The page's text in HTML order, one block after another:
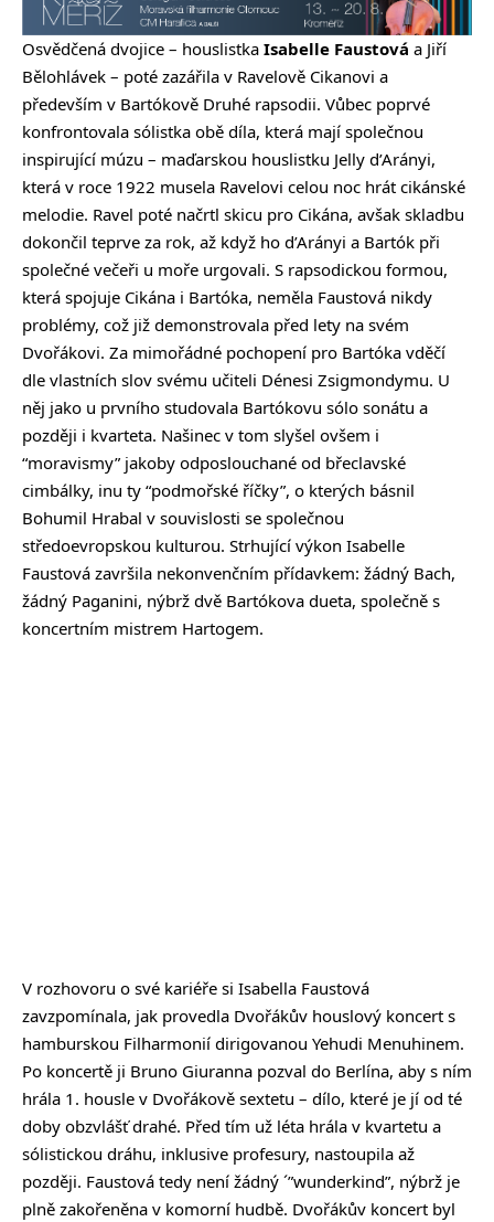
Osvědčená dvojice – houslistka Isabelle Faustová a Jiří
Bělohlávek – poté zazářila v Ravelově Cikanovi a
především v Bartókově Druhé rapsodii. Vůbec poprvé
konfrontovala sólistka obě díla, která mají společnou
inspirující múzu – maďarskou houslistku Jelly d’Arányi,
která v roce 1922 musela Ravelovi celou noc hrát cikánské
melodie. Ravel poté načrtl skicu pro Cikána, avšak skladbu
dokončil teprve za rok, až když ho d’Arányi a Bartók při
společné večeři u moře urgovali. S rapsodickou formou,
která spojuje Cikána i Bartóka, neměla Faustová nikdy
problémy, což již demonstrovala před lety na svém
Dvořákovi. Za mimořádné pochopení pro Bartóka vděčí
dle vlastních slov svému učiteli Dénesi Zsigmondymu. U
něj jako u prvního studovala Bartókovu sólo sonátu a
později i kvarteta. Našinec v tom slyšel ovšem i
“moravismy” jakoby odposlouchané od břeclavské
cimbálky, inu ty “podmořské říčky”, o kterých básnil
Bohumil Hrabal v souvislosti se společnou
středoevropskou kulturou. Strhující výkon Isabelle
Faustová završila nekonvenčním přídavkem: žádný Bach,
žádný Paganini, nýbrž dvě Bartókova dueta, společně s
koncertním mistrem Hartogem.
V rozhovoru o své kariéře si Isabella Faustová
zavzpomínala, jak provedla Dvořákův houslový koncert s
hamburskou Filharmonií dirigovanou Yehudi Menuhinem.
Po koncertě ji Bruno Giuranna pozval do Berlína, aby s ním
hrála 1. housle v Dvořákově sextetu – dílo, které je jí od té
doby obzvlášť drahé. Před tím už léta hrála v kvartetu a
sólistickou dráhu, inklusive profesury, nastoupila až
později. Faustová tedy není žádný ´”wunderkind”, nýbrž je
plně zakořeněna v komorní hudbě. Dvořákův koncert byl